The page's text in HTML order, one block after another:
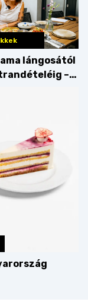
lángosától
–